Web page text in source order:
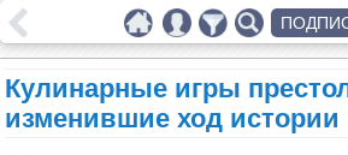
Кулинарные игры
изменившие ход истории